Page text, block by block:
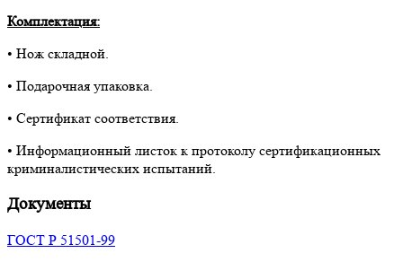
Комплектация:
• Нож складной.
• Подарочная упаковка.
• Сертификат соответствия.
• Информационный листок к протоколу сертификационных
криминалистических испытаний.
Документы
ГОСТ Р 51501-99